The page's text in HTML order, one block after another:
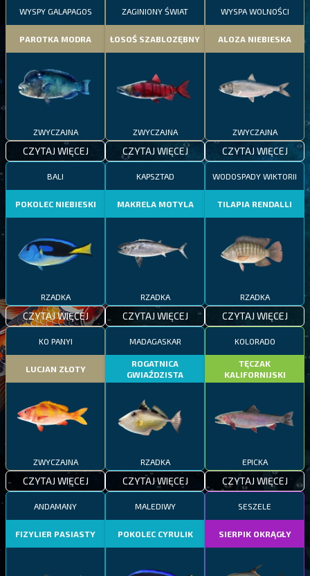
WYSPY GALAPAGOS
PAROTKA MODRA
ZWYCZAJNA
CZYTAJ WIĘCEJ
ZAGINIONY ŚWIAT
ŁOSOŚ SZABLOZĘBNY
ZWYCZAJNA
CZYTAJ WIĘCEJ
WYSPA WOLNOŚCI
ALOZA NIEBIESKA
ZWYCZAJNA
CZYTAJ WIĘCEJ
BALI
POKOLEC NIEBIESKI
RZADKA
CZYTAJ WIĘCEJ
KAPSZTAD
MAKRELA MOTYLA
RZADKA
CZYTAJ WIĘCEJ
WODOSPADY WIKTORII
TILAPIA RENDALLI
RZADKA
CZYTAJ WIĘCEJ
KO PANYI
LUCJAN ZŁOTY
ZWYCZAJNA
CZYTAJ WIĘCEJ
MADAGASKAR
ROGATNICA
GWIAŹDZISTA
RZADKA
CZYTAJ WIĘCEJ
KOLORADO
TĘCZAK
KALIFORNIJSKI
EPICKA
CZYTAJ WIĘCEJ
ANDAMANY
FIZYLIER PASIASTY
MALEDIWY
POKOLEC CYRULIK
SESZELE
SIERPIK OKRĄGŁY